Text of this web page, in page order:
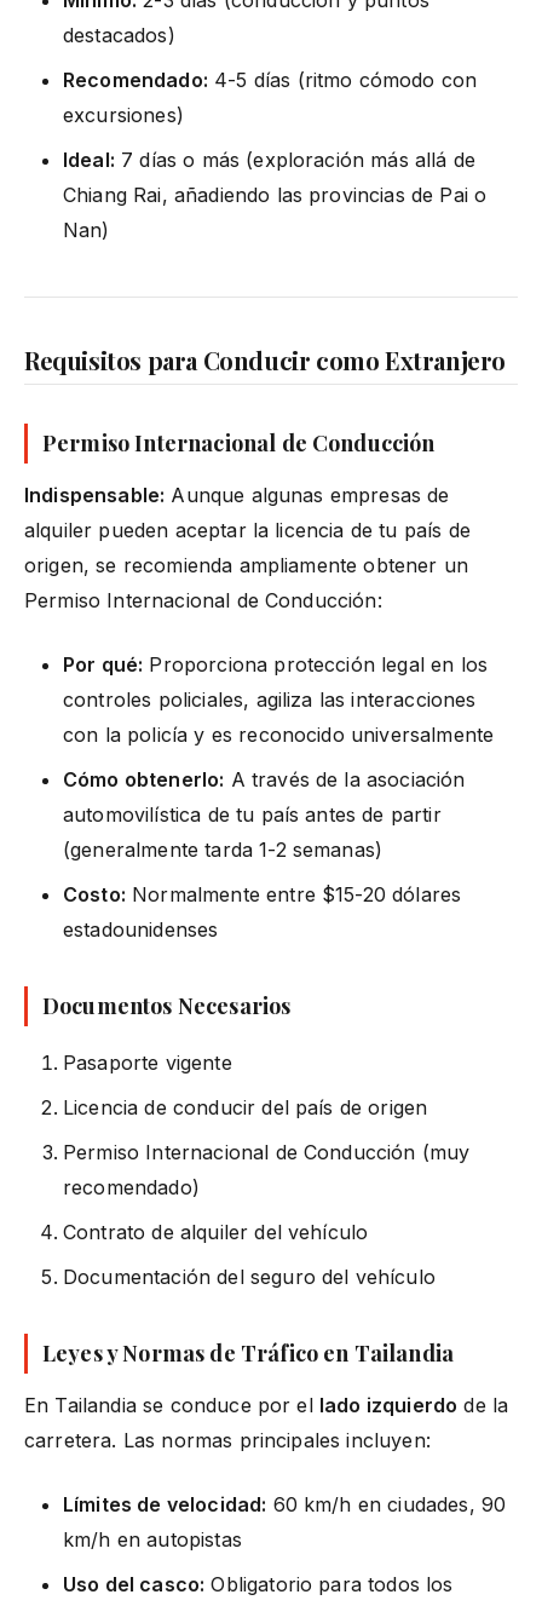
destacados)
Recomendado: 4-5 días (ritmo cómodo con
excursiones)
Ideal: 7 días o más (exploración más allá de
Chiang Rai, añadiendo las provincias de Pai o
Nan)
Requisitos para Conducir como Extranjero
Permiso Internacional de Conducción
Indispensable: Aunque algunas empresas de
alquiler pueden aceptar la licencia de tu país de
origen, se recomienda ampliamente obtener un
Permiso Internacional de Conducción:
Por qué: Proporciona protección legal en los
controles policiales, agiliza las interacciones
con la policía y es reconocido universalmente
Cómo obtenerlo: A través de la asociación
automovilística de tu país antes de partir
(generalmente tarda 1-2 semanas)
Costo: Normalmente entre $15-20 dólares
estadounidenses
Documentos Necesarios
Pasaporte vigente
Licencia de conducir del país de origen
Permiso Internacional de Conducción (muy
recomendado)
Contrato de alquiler del vehículo
Documentación del seguro del vehículo
Leyes y Normas de Tráfico en Tailandia
En Tailandia se conduce por el lado izquierdo de la
carretera. Las normas principales incluyen:
Límites de velocidad: 60 km/h en ciudades, 90
km/h en autopistas
Uso del casco: Obligatorio para todos los